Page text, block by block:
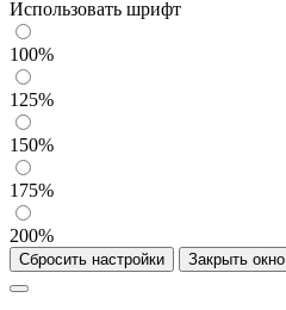
Использовать шрифт
100%
125%
150%
175%
200%
Сбросить настройки Закрыть окно